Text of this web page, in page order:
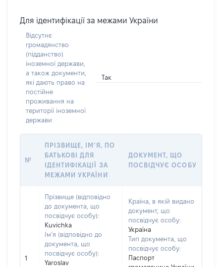
Для ідентифікації за межами України
Відсутнє
громадянство
(підданство)
іноземної держави,
а також документи,
які дають право на
постійне
проживання на
території іноземної
держави
Так
№
ПРІЗВИЩЕ, ІМ’Я, ПО
БАТЬКОВІ ДЛЯ
ІДЕНТИФІКАЦІЇ ЗА
МЕЖАМИ УКРАЇНИ
ДОКУМЕНТ, ЩО
ПОСВІДЧУЄ ОСОБУ
1
Прізвище (відповідно
до документа, що
посвідчує особу):
Kuvichka
Ім’я (відповідно до
документа, що
посвідчує особу):
Yaroslav
Країна, в якій видано
документ, що
посвідчує особу:
Україна
Тип документа, що
посвідчує особу:
Паспорт